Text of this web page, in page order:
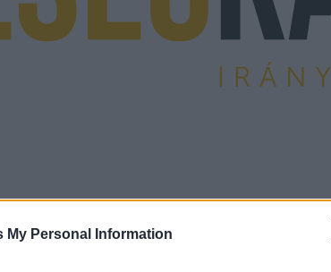
My Personal Information